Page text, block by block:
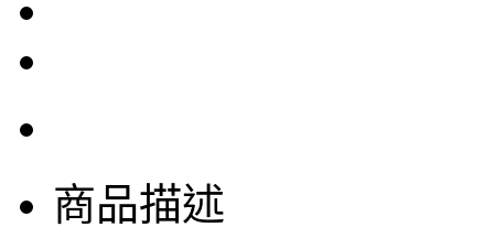
商品描述